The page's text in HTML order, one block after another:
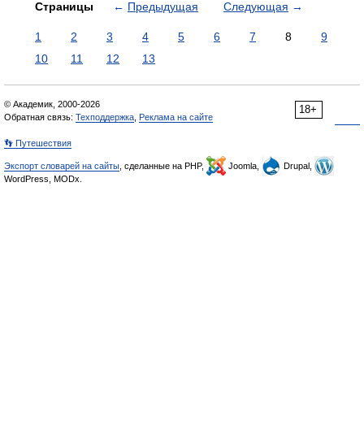
Страницы ← Предыдущая Следующая →
1 2 3 4 5 6 7 8
9
10
11 12 13
18+
© Академик, 2000-2026
Обратная связь: Техподдержка Реклама на сайте
👣 Путешествия
Экспорт словарей на сайты , сделанные на PHP, Joomla,
Drupal,
WordPress, MODx.